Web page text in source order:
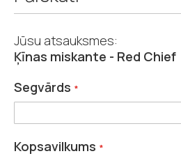
Jūsu atsauksmes:
Ķīnas miskante - Red Chief
Segvārds
Kopsavilkums